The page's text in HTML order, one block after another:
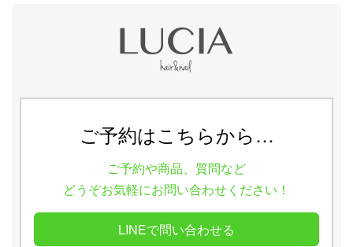
ご予約はこちらから…
ご予約や商品、質問など
どうぞお気軽にお問い合わせください！
LINEで問い合わせる